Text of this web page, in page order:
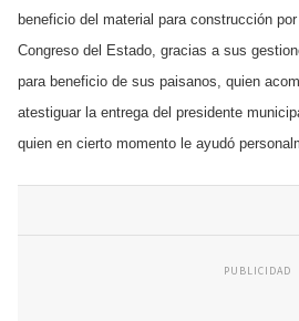
beneficio del material para construcción
Congreso del Estado, gracias a sus
para beneficio de sus paisanos, quien
atestiguar la entrega del presidente
quien en cierto momento le ayudó
PUBLICIDAD